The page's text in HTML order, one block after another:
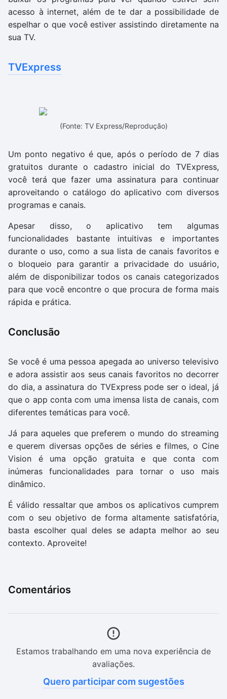
acesso à internet, além de te dar a possibilidade de
espelhar o que você estiver assistindo diretamente na
sua TV.
TVExpress
(Fonte: TV Express/Reprodução)
Um ponto negativo é que, após o período de 7 dias
gratuitos durante o cadastro inicial do TVExpress,
você terá que fazer uma assinatura para continuar
aproveitando o catálogo do aplicativo com diversos
programas e canais.
Apesar disso, o aplicativo tem algumas
funcionalidades bastante intuitivas e importantes
durante o uso, como a sua lista de canais favoritos e
o bloqueio para garantir a privacidade do usuário,
além de disponibilizar todos os canais categorizados
para que você encontre o que procura de forma mais
rápida e prática.
Conclusão
Se você é uma pessoa apegada ao universo televisivo
e adora assistir aos seus canais favoritos no decorrer
do dia, a assinatura do TVExpress pode ser o ideal, já
que o app conta com uma imensa lista de canais, com
diferentes temáticas para você.
Já para aqueles que preferem o mundo do streaming
e querem diversas opções de séries e filmes, o Cine
Vision é uma opção gratuita e que conta com
inúmeras funcionalidades para tornar o uso mais
dinâmico.
É válido ressaltar que ambos os aplicativos cumprem
com o seu objetivo de forma altamente satisfatória,
basta escolher qual deles se adapta melhor ao seu
contexto. Aproveite!
Comentários
Estamos trabalhando em uma nova experiência de
avaliações.
Quero participar com sugestões